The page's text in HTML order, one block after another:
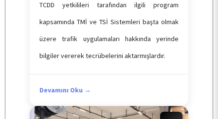
TCDD yetkilileri tarafından ilgili program
kapsamında TMİ ve TSİ Sistemleri başta olmak
üzere trafik uygulamaları hakkında yerinde
bilgiler vererek tecrübelerini aktarmışlardır.
Devamını Oku →